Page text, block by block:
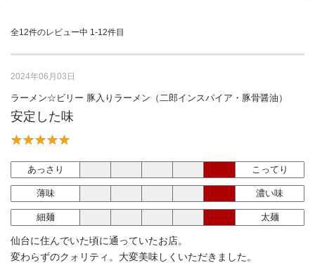
全12件のレビュー中 1-12件目
2024年06月03日
ラーメン☆ビリー 豚入りラーメン（二郎インスパイア・豚骨醤油）
安定した味
あっさり こってり
薄味 濃い味
細麺 太麺
仙台に住んでいた頃に通っていたお店。
変わらずのクォリティ。大変美味しくいただきました。